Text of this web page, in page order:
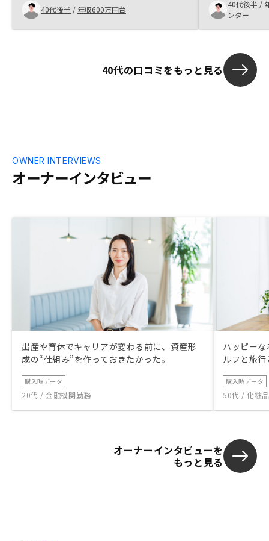
40代後半 / 年収600万円台
タートできま
行を紹介して
かせできます
動産投資をス
紹介してくれ
良い物件ばか
40代後半 /
ンター
40代の口コミをもっと見る
オーナーインタビュー
OWNER INTERVIEWS
出産や育休でキャリアが変わる前に、資産形
成の“仕組み”を作っておきたかった。
購入時データ
20代 / 金融機関勤務
ハッピー
ルフと旅
購入時データ
50代 / 化粧
オーナーインタビューを
もっと見る